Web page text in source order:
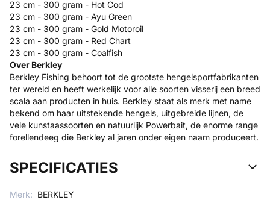
23 cm - 300 gram - Hot Cod
23 cm - 300 gram - Ayu Green
23 cm - 300 gram - Gold Motoroil
23 cm - 300 gram - Red Chart
23 cm - 300 gram - Coalfish
Over Berkley
Berkley Fishing behoort tot de grootste hengelsportfabrikanten
ter wereld en heeft werkelijk voor alle soorten visserij een breed
scala aan producten in huis. Berkley staat als merk met name
bekend om haar uitstekende hengels, uitgebreide lijnen, de
vele kunstaassoorten en natuurlijk Powerbait, de enorme range
forellendeeg die Berkley al jaren onder eigen naam produceert.
SPECIFICATIES
Merk: BERKLEY